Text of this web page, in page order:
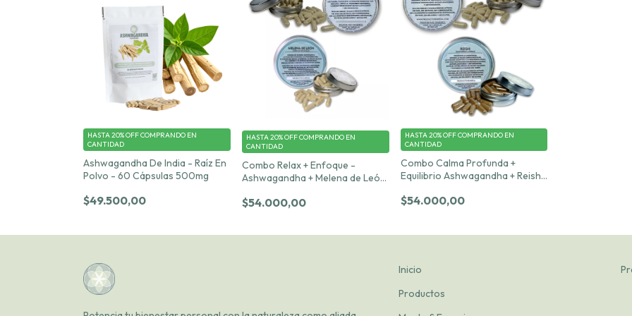
Ashwagandha De India - Raíz En
Polvo - 60 Cápsulas 500mg
$49.500,00
HASTA 20% OFFCOMPRANDO EN
CANTIDAD
Combo Relax + Enfoque -
Ashwagandha + Melena de León
$54.000,00
HASTA 20% OFFCOMPRANDO EN
CANTIDAD
Combo Calma Profunda +
Equilibrio Ashwagandha + Reishi
$54.000,00
HASTA 20% OFFCOMPRANDO EN
CANTIDAD
Inicio
Productos